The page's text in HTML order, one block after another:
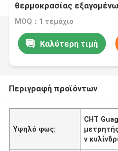
θερμοκρασίας
GuagesC2-37 C
MOQ：1 τεμάχιο
Καλύτερη τιμή
Περιγραφή προϊόντων
Υψηλό φως:
CHT
ν